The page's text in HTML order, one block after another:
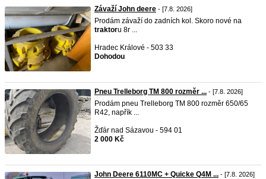
Závaží John deere - [7.8. 2026]
Prodám závaží do zadních kol. Skoro nové na
traktoru 8r ...
Hradec Králové - 503 33
Dohodou
Pneu Trelleborg TM 800 rozměr ... - [7.8. 2026]
Prodám pneu Trelleborg TM 800 rozměr 650/65
R42, napřík ...
Žďár nad Sázavou - 594 01
2 000 Kč
John Deere 6110MC + Quicke Q4M ... - [7.8. 2026]